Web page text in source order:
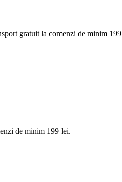
gratuit la comenzi de minim
de minim 199 lei.